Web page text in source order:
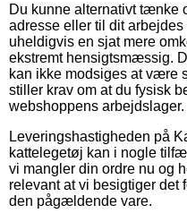
Du kunne alternativt tænke
adresse eller til dit
uheldigvis en sjat mere
ekstremt hensigtsmæssig.
kan ikke modsiges at være
stiller krav om at du fysisk
webshoppens arbejdslager.
Leveringshastigheden på
kattelegetøj kan i nogle
vi mangler din ordre nu og
relevant at vi besigtiger det
den pågældende vare.